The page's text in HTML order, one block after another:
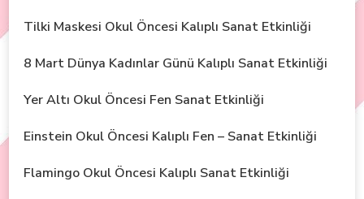
Tilki Maskesi Okul Öncesi Kalıplı Sanat Etkinliği
8 Mart Dünya Kadınlar Günü Kalıplı Sanat Etkinliği
Yer Altı Okul Öncesi Fen Sanat Etkinliği
Einstein Okul Öncesi Kalıplı Fen – Sanat Etkinliği
Flamingo Okul Öncesi Kalıplı Sanat Etkinliği